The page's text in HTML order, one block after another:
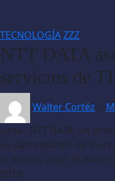
TECNOLOGÍAZZZ
NTT DATA
servicios de
Walter Cortéz
Lima.- NTT DATA, un
su participación de
el mundo 2020. El
2019.